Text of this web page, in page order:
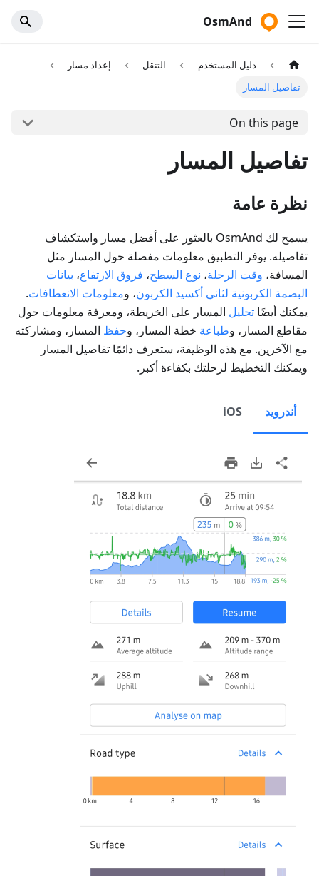
OsmAnd
دليل المستخدم التنقل
إعداد مسار
تفاصيل المسار
On this page
تفاصيل المسار
نظرة عامة
يسمح لك OsmAnd بالعثور على أفضل مسار واستكشاف
تفاصيله. يوفر التطبيق معلومات مفصلة حول المسار مثل
المسافة، وقت الرحلة، نوع السطح، فروق الارتفاع، بيانات
البصمة الكربونية لثاني أكسيد الكربون، ومعلومات الانعطافات.
يمكنك أيضًا تحليل المسار على الخريطة، ومعرفة معلومات حول
مقاطع المسار، وطباعة خطة المسار، وحفظ المسار، ومشاركته
مع الآخرين. مع هذه الوظيفة، ستعرف دائمًا تفاصيل المسار
ويمكنك التخطيط لرحلتك بكفاءة أكبر.
أندرويد iOS